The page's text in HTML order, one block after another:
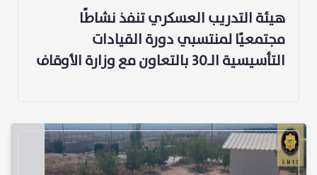
هيئة التدريب العسكري تنفذ نشاطًا
مجتمعيًا لمنتسبي دورة القيادات
التأسيسية الـ30 بالتعاون مع وزارة الأوقاف